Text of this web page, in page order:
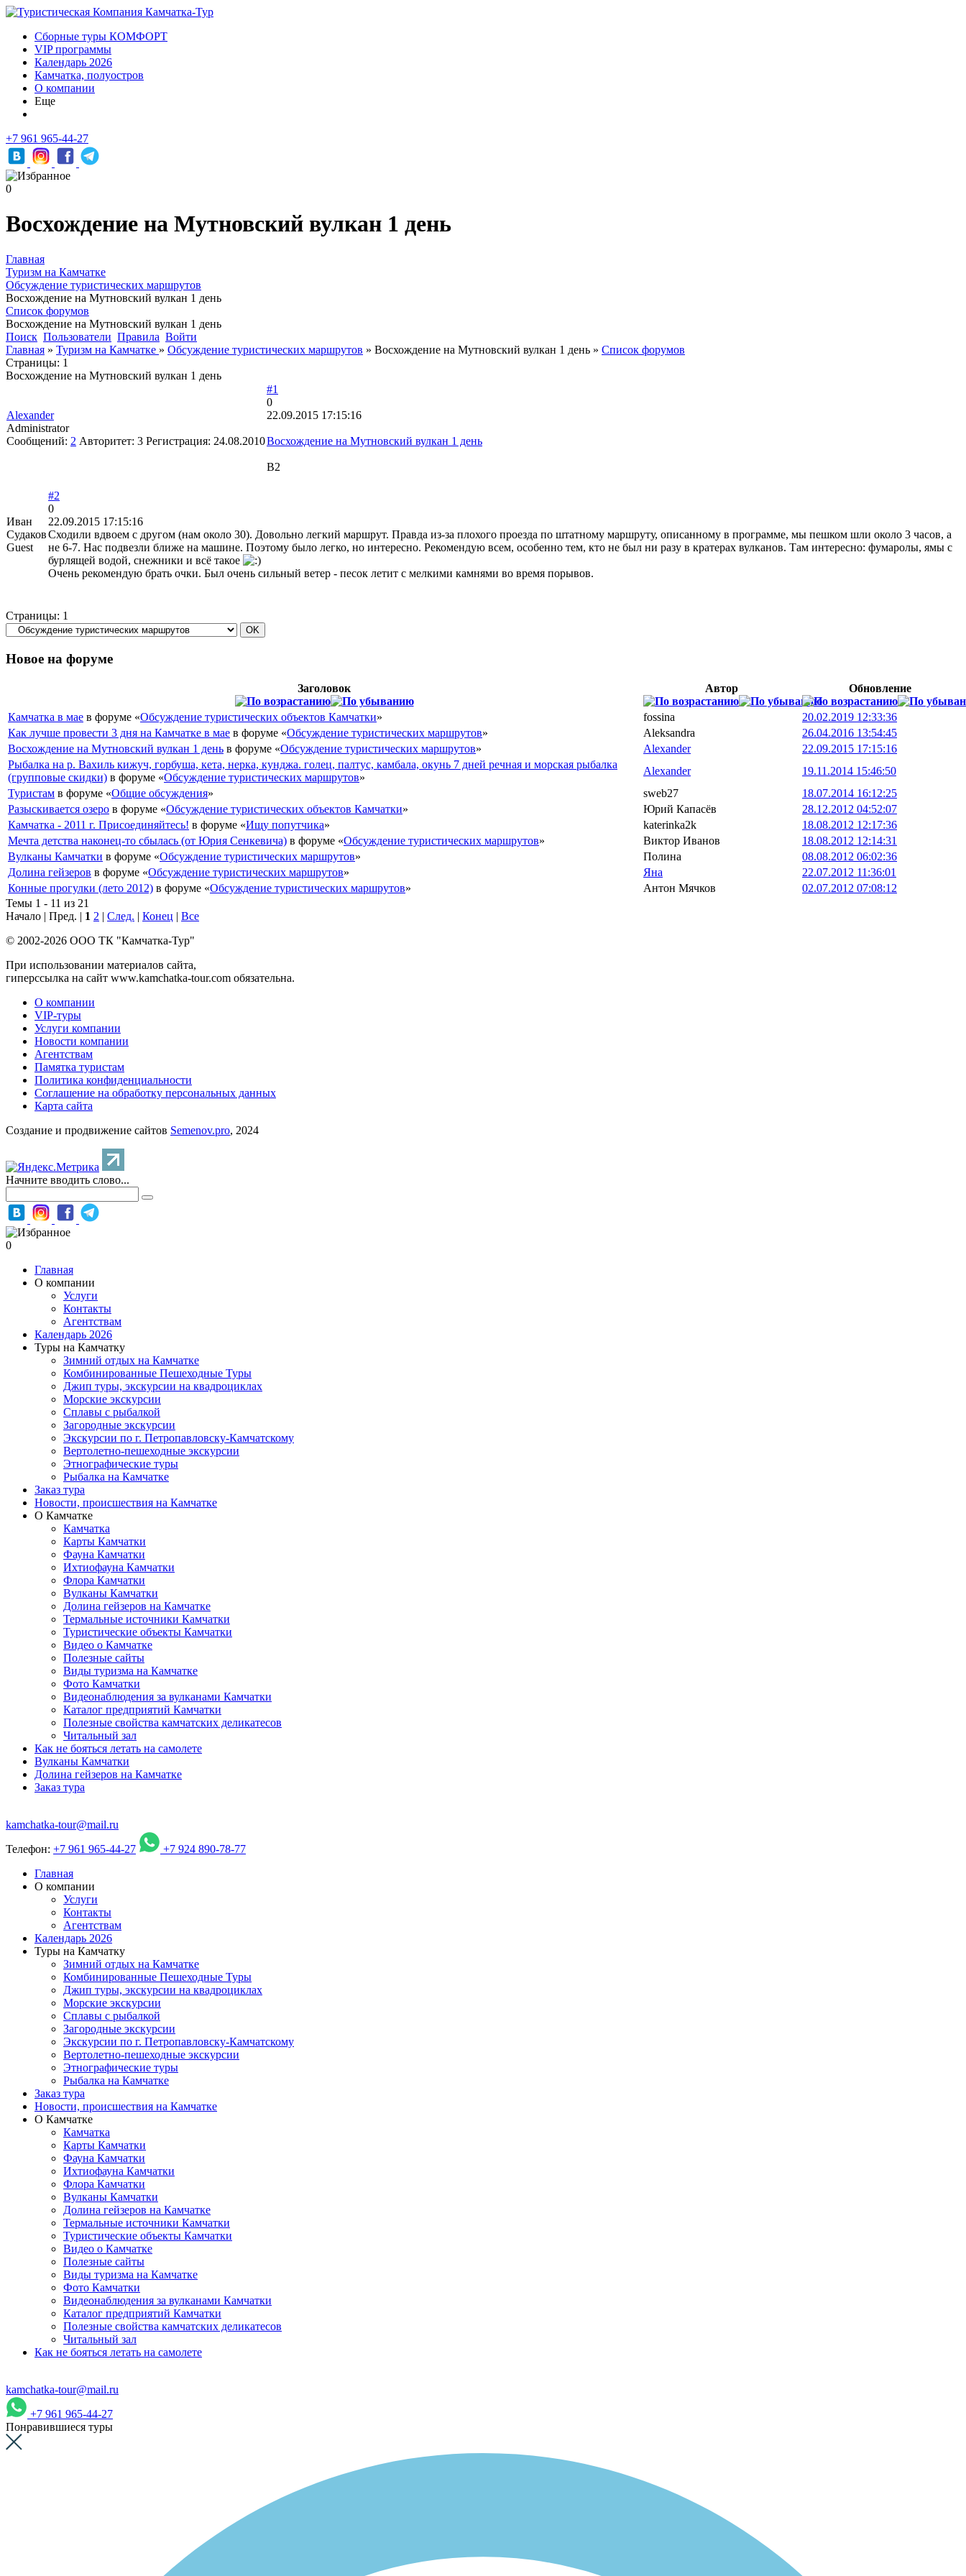
Сборные туры КОМФОРТ
VIP программы
Календарь 2026
Камчатка, полуостров
О компании
Еще
+7 961 965-44-27
0
Восхождение на Мутновский вулкан 1 день
Главная
Туризм на Камчатке
Обсуждение туристических маршрутов
Восхождение на Мутновский вулкан 1 день
Список форумов
Восхождение на Мутновский вулкан 1 день
Поиск Пользователи Правила Войти
Главная » Туризм на Камчатке » Обсуждение туристических маршрутов » Восхождение на Мутновский вулкан 1 день » Список форумов
Страницы: 1
Восхождение на Мутновский вулкан 1 день
Alexander
Administrator
Сообщений: 2 Авторитет: 3 Регистрация: 24.08.2010
#1
0
22.09.2015 17:15:16
Восхождение на Мутновский вулкан 1 день
В2
Иван
Судаков
Guest
#2
0
22.09.2015 17:15:16
Сходили вдвоем с другом (нам около 30). Довольно легкий маршрут. Правда из-за плохого проезда по штатному маршруту, описанному в программе, мы пешком шли около 3 часов, а
не 6-7. Нас подвезли ближе на машине. Поэтому было легко, но интересно. Рекомендую всем, особенно тем, кто не был ни разу в кратерах вулканов. Там интересно: фумаролы, ямы с
бурлящей водой, снежники и всё такое
Очень рекомендую брать очки. Был очень сильный ветер - песок летит с мелкими камнями во время порывов.
Страницы: 1
Новое на форуме
Заголовок Автор Обновление
Камчатка в мае в форуме «Обсуждение туристических объектов Камчатки» fossina
20.02.2019 12:33:36
Как лучше провести 3 дня на Камчатке в мае в форуме «Обсуждение туристических маршрутов» Aleksandra
26.04.2016 13:54:45
Восхождение на Мутновский вулкан 1 день в форуме «Обсуждение туристических маршрутов» Alexander
22.09.2015 17:15:16
Рыбалка на р. Вахиль кижуч, горбуша, кета, нерка, кунджа. голец, палтус, камбала, окунь 7 дней речная и морская рыбалка
(групповые скидки) в форуме «Обсуждение туристических маршрутов»
Alexander
19.11.2014 15:46:50
Туристам в форуме «Общие обсуждения» sweb27
18.07.2014 16:12:25
Разыскивается озеро в форуме «Обсуждение туристических объектов Камчатки» Юрий Капасёв
28.12.2012 04:52:07
Камчатка - 2011 г. Присоединяйтесь! в форуме «Ищу попутчика» katerinka2k
18.08.2012 12:17:36
Мечта детства наконец-то сбылась (от Юрия Сенкевича) в форуме «Обсуждение туристических маршрутов» Виктор Иванов
18.08.2012 12:14:31
Вулканы Камчатки в форуме «Обсуждение туристических маршрутов» Полина
08.08.2012 06:02:36
Долина гейзеров в форуме «Обсуждение туристических маршрутов» Яна
22.07.2012 11:36:01
Конные прогулки (лето 2012) в форуме «Обсуждение туристических маршрутов» Антон Мячков
02.07.2012 07:08:12
Темы 1 - 11 из 21
Начало | Пред. | 1 2 | След. | Конец | Все
© 2002-2026 ООО ТК "Камчатка-Тур"
При использовании материалов сайта,
гиперссылка на сайт www.kamchatka-tour.com обязательна.
О компании
VIP-туры
Услуги компании
Новости компании
Агентствам
Памятка туристам
Политика конфиденциальности
Соглашение на обработку персональных данных
Карта сайта
Создание и продвижение сайтов Semenov.pro, 2024
Начните вводить слово...
0
Главная
О компании
Услуги
Контакты
Агентствам
Календарь 2026
Туры на Камчатку
Зимний отдых на Камчатке
Комбинированные Пешеходные Туры
Джип туры, экскурсии на квадроциклах
Морские экскурсии
Сплавы с рыбалкой
Загородные экскурсии
Экскурсии по г. Петропавловску-Камчатскому
Вертолетно-пешеходные экскурсии
Этнографические туры
Рыбалка на Камчатке
Заказ тура
Новости, происшествия на Камчатке
О Камчатке
Камчатка
Карты Камчатки
Фауна Камчатки
Ихтиофауна Камчатки
Флора Камчатки
Вулканы Камчатки
Долина гейзеров на Камчатке
Термальные источники Камчатки
Туристические объекты Камчатки
Видео о Камчатке
Полезные сайты
Виды туризма на Камчатке
Фото Камчатки
Видеонаблюдения за вулканами Камчатки
Каталог предприятий Камчатки
Полезные свойства камчатских деликатесов
Читальный зал
Как не бояться летать на самолете
Вулканы Камчатки
Долина гейзеров на Камчатке
Заказ тура
kamchatka-tour@mail.ru
Телефон: +7 961 965-44-27
+7 924 890-78-77
Главная
О компании
Услуги
Контакты
Агентствам
Календарь 2026
Туры на Камчатку
Зимний отдых на Камчатке
Комбинированные Пешеходные Туры
Джип туры, экскурсии на квадроциклах
Морские экскурсии
Сплавы с рыбалкой
Загородные экскурсии
Экскурсии по г. Петропавловску-Камчатскому
Вертолетно-пешеходные экскурсии
Этнографические туры
Рыбалка на Камчатке
Заказ тура
Новости, происшествия на Камчатке
О Камчатке
Камчатка
Карты Камчатки
Фауна Камчатки
Ихтиофауна Камчатки
Флора Камчатки
Вулканы Камчатки
Долина гейзеров на Камчатке
Термальные источники Камчатки
Туристические объекты Камчатки
Видео о Камчатке
Полезные сайты
Виды туризма на Камчатке
Фото Камчатки
Видеонаблюдения за вулканами Камчатки
Каталог предприятий Камчатки
Полезные свойства камчатских деликатесов
Читальный зал
Как не бояться летать на самолете
kamchatka-tour@mail.ru
+7 961 965-44-27
Понравившиеся туры